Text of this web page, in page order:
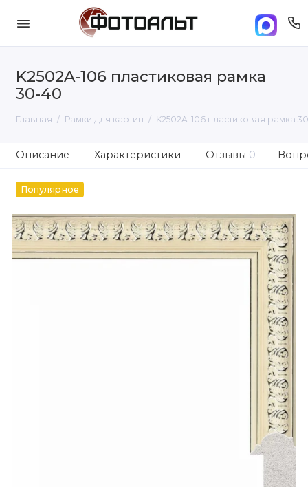
K2502A-106 пластиковая рамка
30-40
Главная Рамки для картин K2502A-106 пластиковая рамка
Описание Характеристики Отзывы 0
Популярное